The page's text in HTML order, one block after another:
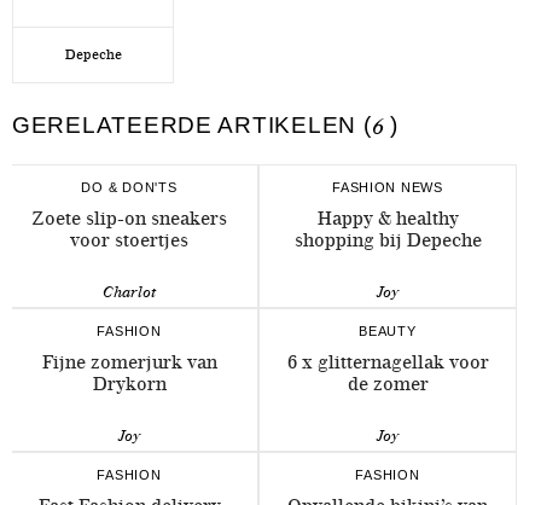
Depeche
GERELATEERDE ARTIKELEN (6 )
DO & DON'TS
Zoete slip-on sneakers
voor stoertjes
Charlot
FASHION NEWS
Happy & healthy
shopping bij Depeche
Joy
FASHION
Fijne zomerjurk van
Drykorn
Joy
BEAUTY
6 x glitternagellak voor
de zomer
Joy
FASHION FASHION